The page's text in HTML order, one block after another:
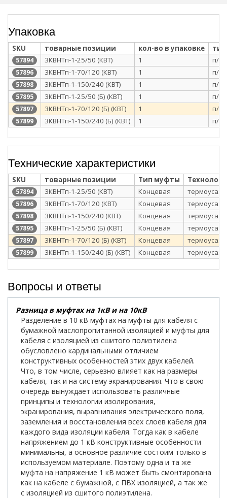
Упаковка
SKU товарные позиции кол-во в упаковке
57894 3КВНТп-1-25/50 (КВТ) 1 п/э
57896 3КВНТп-1-70/120 (КВТ) 1 п/э
57898 3КВНТп-1-150/240 (КВТ) 1 п/э
57895 3КВНТп-1-25/50 (Б) (КВТ) 1 п/э
57897 3КВНТп-1-70/120 (Б) (КВТ) 1 п/э
57899 3КВНТп-1-150/240 (Б) (КВТ) 1 п/э
Технические характеристики
SKU товарные позиции Тип муфты
57894 3КВНТп-1-25/50 (КВТ) Концевая
57896 3КВНТп-1-70/120 (КВТ) Концевая
57898 3КВНТп-1-150/240 (КВТ) Концевая
57895 3КВНТп-1-25/50 (Б) (КВТ) Концевая
57897 3КВНТп-1-70/120 (Б) (КВТ) Концевая
57899 3КВНТп-1-150/240 (Б) (КВТ) Концевая
Вопросы и ответы
Разница в муфтах на 1кВ и на 10кВ
Разделение в 10 кВ муфтах на муфты для кабеля с
бумажной маслопропитанной изоляцией и муфты для
кабеля с изоляцией из сшитого полиэтилена
обусловлено кардинальными отличием
конструктивных особенностей этих двух кабелей.
Что, в том числе, серьезно влияет как на размеры
кабеля, так и на систему экранирования. Что в свою
очередь вынуждает использовать различные
принципы и технологии изолирования,
экранирования, выравнивания электрического поля,
заземления и восстановления всех слоев кабеля для
каждого вида изоляции кабеля. Тогда как в кабеле
напряжением до 1 кВ конструктивные особенности
минимальны, а основное различие состоим только в
используемом материале. Поэтому одна и та же
муфта на напряжение 1 кВ может быть смонтирована
как на кабеле с бумажной, с ПВХ изоляцией, а так же
с изоляцией из сшитого полиэтилена.